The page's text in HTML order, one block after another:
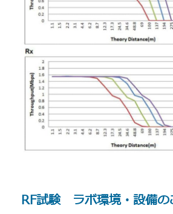
RF試験 ラボ環境・設備の